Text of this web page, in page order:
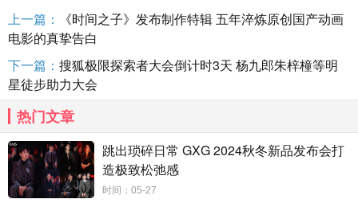
上一篇：
《时间之子》发布制作特辑 五年淬炼原创国产动画
电影的真挚告白
下一篇： 搜狐极限探索者大会倒计时3天 杨九郎朱梓橦等明
星徒步助力大会
热门文章
跳出琐碎日常 GXG 2024秋冬新品发布会打
造极致松弛感
时间：05-27